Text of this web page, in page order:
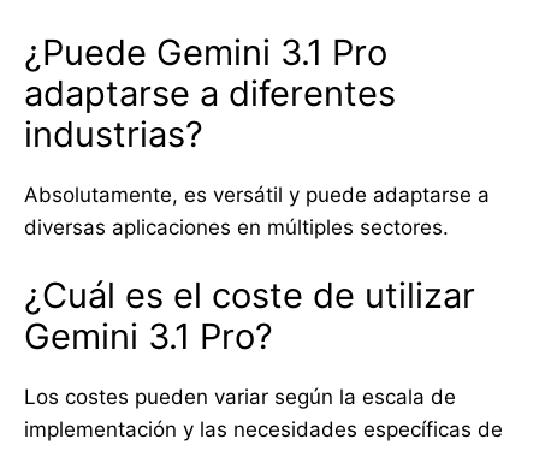
¿Puede Gemini 3.1 Pro
adaptarse a diferentes
industrias?
Absolutamente, es versátil y puede adaptarse a
diversas aplicaciones en múltiples sectores.
¿Cuál es el coste de utilizar
Gemini 3.1 Pro?
Los costes pueden variar según la escala de
implementación y las necesidades específicas de